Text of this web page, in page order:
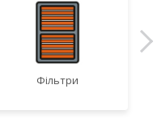
Фільтри